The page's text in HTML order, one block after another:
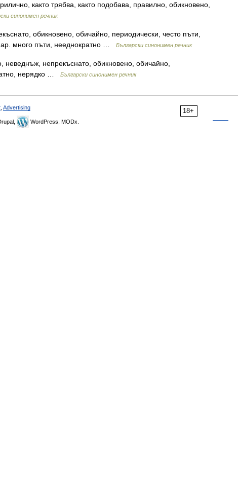
както трябва, както подобава, правилно, обикновено,
синонимен речник
обикновено, обичайно, периодически, често пъти,
много пъти, нееднократно …
Български синонимен речник
неведнъж, непрекъснато, обикновено, обичайно,
нерядко …
Български синонимен речник
18+
Advertising
WordPress, MODx.